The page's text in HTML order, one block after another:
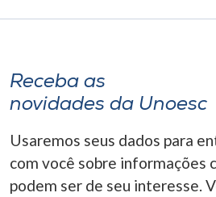
Receba as
novidades da Unoesc
Usaremos seus dados para
com você sobre informações
podem ser de seu interesse.